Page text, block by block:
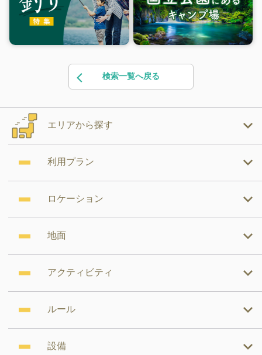
検索一覧へ戻る
エリアから探す
利用プラン
ロケーション
地面
アクティビティ
ルール
設備